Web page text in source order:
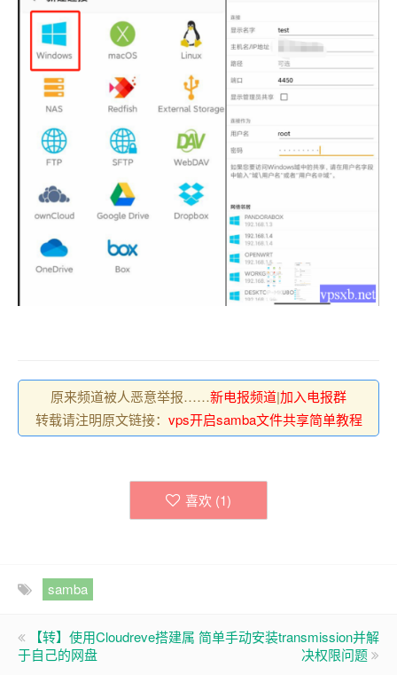
原来频道被人恶意举报……新电报频道|加入电报群
转载请注明原文链接： vps开启samba文件共享简单教程
喜欢 (1)
samba
【转】使用Cloudreve搭建属
于自己的网盘
简单手动安装transmission并解
决权限问题